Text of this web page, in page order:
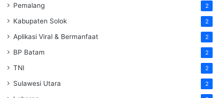
Pemalang 2
Kabupaten Solok 2
Aplikasi Viral & Bermanfaat 2
BP Batam 2
TNI 2
Sulawesi Utara 2